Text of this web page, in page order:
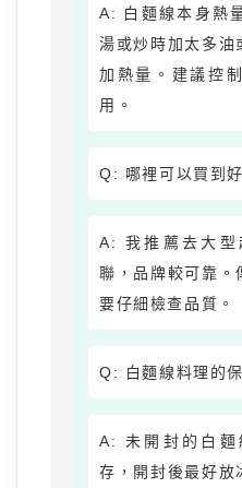
A: 白麵線本身熱
湯或炒時加太多油
加熱量。建議控
用。
Q: 哪裡可以買到
A: 我推薦去大型
聯，品牌較可靠。
要仔細檢查品質。
Q: 白麵線料理的
A: 未開封的白麵
存，開封後最好放